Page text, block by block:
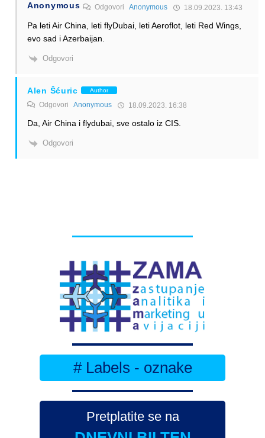
Anonymous OdgovoriAnonymous 18.09.2023. 13:43
Pa leti Air China, leti flyDubai, leti Aeroflot, leti Red Wings,
evo sad i Azerbaijan.
Odgovori
Alen Šćuric Author
Odgovori Anonymous 18.09.2023. 16:38
Da, Air China i flydubai, sve ostalo iz CIS.
Odgovori
# Labels - oznake
Pretplatite se na